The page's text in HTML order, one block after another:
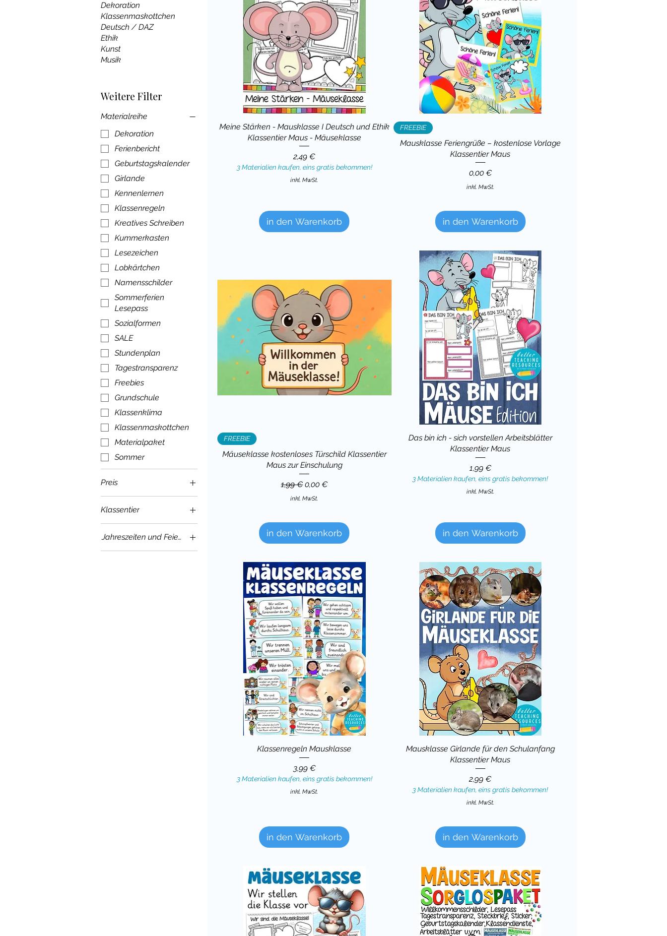
Dekoration
Klassenmaskottchen
Deutsch / DAZ
Ethik
Kunst
Musik
Weitere Filter
Materialreihe
Dekoration
Ferienbericht
Geburtstagskalender
Girlande
Kennenlernen
Klassenregeln
Kreatives Schreiben
Kummerkasten
Lesezeichen
Lobkärtchen
Namensschilder
Sommerferien
Lesepass
Sozialformen
SALE
Stundenplan
Tagestransparenz
Freebies
Grundschule
Klassenklima
Klassenmaskottchen
Materialpaket
Sommer
Preis
0 € 33 €
Klassentier
Mäuseklasse
Jahreszeiten und Feiertage:
Sommer
Meine Stärken - Mausklasse I Deutsch und Ethik
Klassentier Maus - Mäuseklasse
Preis
2,49 €
3 Materialien kaufen, eins gratis bekommen!
inkl. MwSt.
in den Warenkorb
FREEBIE
Mausklasse Feriengrüße – kostenlose Vorlage
Klassentier Maus
Preis
0,00 €
inkl. MwSt.
in den Warenkorb
FREEBIE
Mäuseklasse kostenloses Türschild Klassentier
Maus zur Einschulung
Standardpreis
1,99 €Sale-Preis
0,00 €
inkl. MwSt.
in den Warenkorb
Das bin ich - sich vorstellen Arbeitsblätter
Klassentier Maus
Preis
1,99 €
3 Materialien kaufen, eins gratis bekommen!
inkl. MwSt.
in den Warenkorb
Klassenregeln Mausklasse
Preis
3,99 €
3 Materialien kaufen, eins gratis bekommen!
inkl. MwSt.
in den Warenkorb
Mausklasse Girlande für den Schulanfang
Klassentier Maus
Preis
2,99 €
3 Materialien kaufen, eins gratis bekommen!
inkl. MwSt.
in den Warenkorb